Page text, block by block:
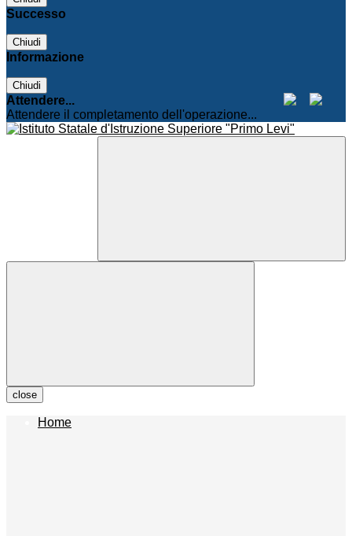
Successo
Chiudi
Informazione
Chiudi
Attendere...
Attendere il completamento dell'operazione...
close
Home